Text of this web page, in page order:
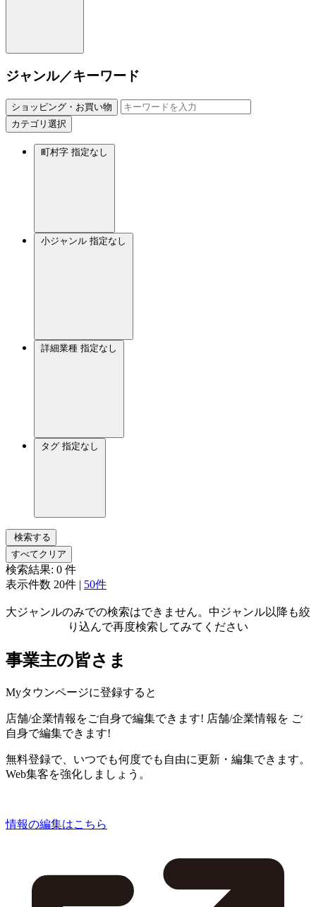
ジャンル／キーワード
ショッピング・お買い物
カテゴリ選択
町村字 指定なし
小ジャンル 指定なし
詳細業種 指定なし
タグ 指定なし
検索する
すべてクリア
検索結果: 0 件
表示件数 20件 | 50件
大ジャンルのみでの検索はできません。中ジャンル以降も絞
り込んで再度検索してみてください
事業主の皆さま
Myタウンページに登録すると
店舗/企業情報をご自身で編集できます! 店舗/企業情報を ご
自身で編集できます!
無料登録で、いつでも何度でも自由に更新・編集できます。
Web集客を強化しましょう。
情報の編集はこちら